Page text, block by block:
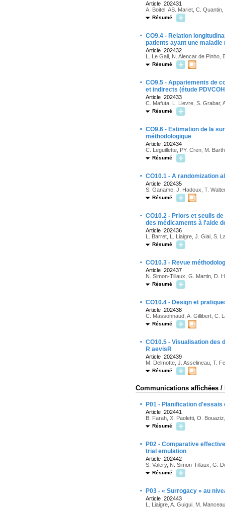
Article :202431
A. Boitel, AS. Mariet, C.
Résumé
· CO9.4 - Relation
patients ayant une maladie
Article :202432
L. Le Gall, N. Alencar de Pinho,
Résumé
· CO9.5 - Appariements de
et indirects (étude
Article :202433
C. Mafuta, L. Lievre, S. Grabar,
Résumé
· CO9.6 - Estimation de la
méthodologique
Article :202434
C. Leguillette, PY. Cren, M.
Résumé
· CO10.1 - A randomization
Article :202435
S. Ganame, J. Hadoux, T.
Résumé
· CO10.2 - Priors et seuils
des médicaments à l'aide
Article :202436
L. Barret, L. Liaigre, J. Giai, S.
Résumé
· CO10.3 - Revue
Article :202437
N. Simon-Tillaux, G. Martin, D.
Résumé
· CO10.4 - Design et
Article :202438
C. Massonnaud, A. Gillibert, C.
Résumé
· CO10.5 - Visualisation des
R aevisR
Article :202439
M. Delmotte, J. Asselineau, T.
Résumé
Communications affichées /
· P01 - Planification
Article :202441
B. Farah, X. Paoletti, O.
Résumé
·
P02 - Comparative
trial emulation
Article :202442
S. Valery, N. Simon-Tillaux, G.
Résumé
· P03 - « Surrogacy » au
Article :202443
L. Liaigre, A. Guigui, M.